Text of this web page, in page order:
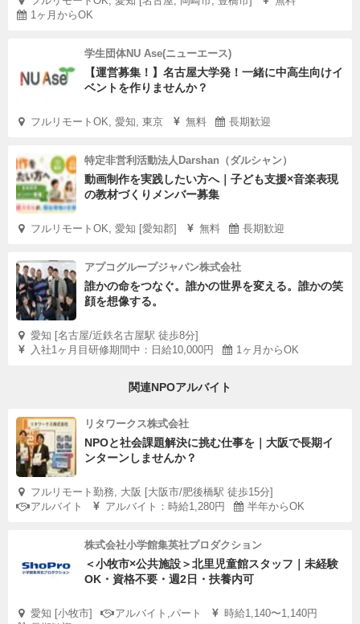
1ヶ月からOK
学生団体NU Ase(ニューエース)
【運営募集！】名古屋大学発！一緒に中高生向けイ
ベントを作りませんか？
フルリモートOK, 愛知, 東京 無料 長期歓迎
特定非営利活動法人Darshan（ダルシャン）
動画制作を実践したい方へ｜子ども支援×音楽表現
の教材づくりメンバー募集
フルリモートOK, 愛知 [愛知郡] 無料 長期歓迎
アプコグループジャパン株式会社
誰かの命をつなぐ。誰かの世界を変える。誰かの笑
顔を想像する。
愛知 [名古屋/近鉄名古屋駅 徒歩8分]
入社1ヶ月目研修期間中：日給10,000円
1ヶ月からOK
関連NPOアルバイト
リタワークス株式会社
NPOと社会課題解決に挑む仕事を｜大阪で長期イ
ンターンしませんか？
フルリモート勤務, 大阪 [大阪市/肥後橋駅 徒歩15分]
アルバイト
アルバイト：時給1,280円 半年からOK
株式会社小学館集英社プロダクション
＜小牧市×公共施設＞北里児童館スタッフ｜未経験
OK・資格不要・週2日・扶養内可
愛知 [小牧市] アルバイト,パート
時給1,140〜1,140円